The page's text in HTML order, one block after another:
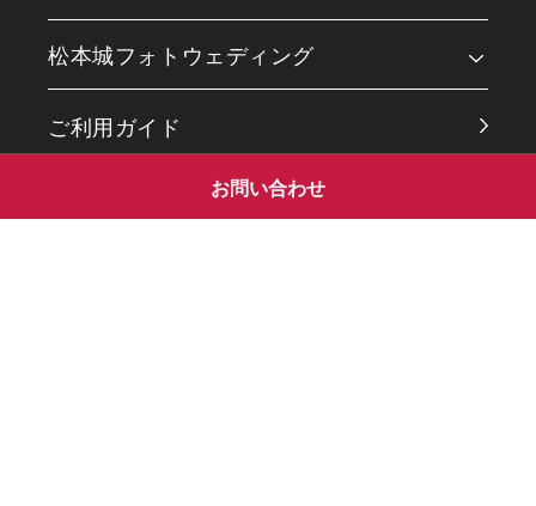
四柱神社フォトギャラリー
松本城フォトウェディング
ご利用ガイド
お問い合わせ